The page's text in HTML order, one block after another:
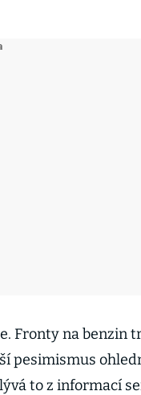
Fronty na benzin
pesimismus
to z informací